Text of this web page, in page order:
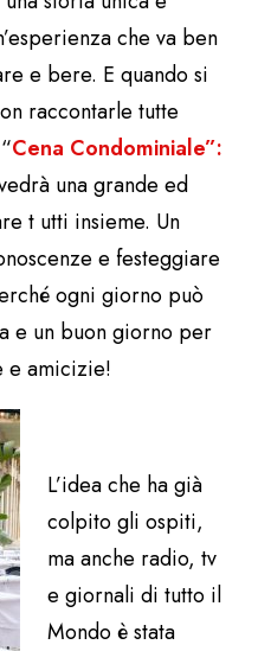
che va ben
e bere. E quando si
raccontarle tutte
Cena Condominiale”:
una grande ed
t utti insieme. Un
e festeggiare
ogni giorno può
e un buon giorno per
e amicizie!
L’idea che ha già
colpito gli ospiti,
ma anche radio, tv
e giornali di tutto il
Mondo è stata